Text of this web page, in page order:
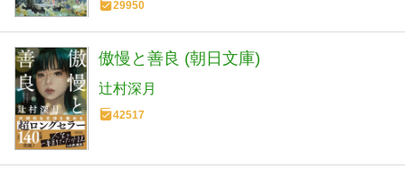
29950
傲慢と善良 (朝日文庫)
辻村深月
42517